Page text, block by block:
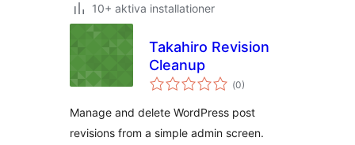
10+ aktiva installationer
Takahiro Revision
Cleanup
(Totalt
antal
0)
Manage and delete WordPress post
revisions from a simple admin screen.